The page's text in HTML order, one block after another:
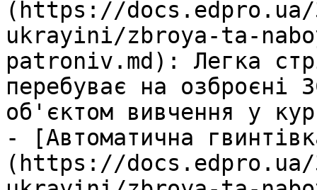
(https://docs.edpro.ua/
ukrayini/zbroya-ta-
patroniv.md): Легка
перебуває на
об'єктом вивчення у
- [Автоматична
(https://docs.edpro.ua/